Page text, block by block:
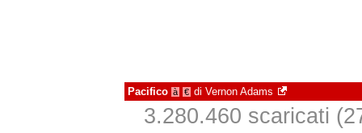
Pacifico à € di Vernon Adams
3.280.460 scaricati